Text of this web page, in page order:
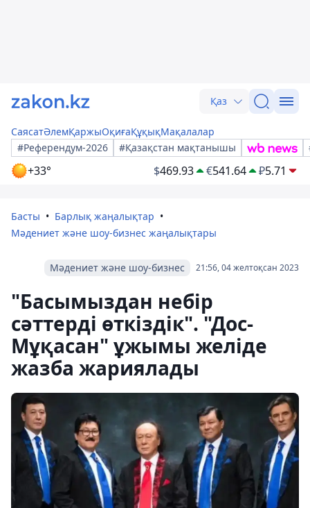
Қаз
СаясатӘлемҚаржыОқиғаҚұқықМақалалар
#Референдум-2026
#Қазақстан мақтанышы
+33° $469.93 €541.64 ₽5.71
Басты
Барлық жаңалықтар
Мәдениет және шоу-бизнес жаңалықтары
21:56, 04 желтоқсан 2023
Мәдениет және шоу-бизнес
"Басымыздан небір
сәттерді өткіздік". "Дос-
Мұқасан" ұжымы желіде
жазба жариялады